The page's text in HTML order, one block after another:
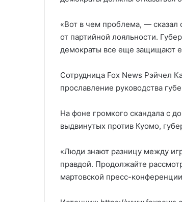
«Вот в чем проблема, — сказал
от партийной лояльности.
демократы все еще защищают
Сотрудница Fox News Рэйчел
прославление руководства
На фоне громкого скандала с
выдвинутых против Куомо,
«Люди знают разницу между
правдой. Продолжайте
мартовской пресс-